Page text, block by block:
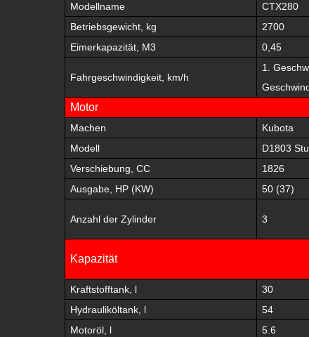
Modellname CTX280
Betriebsgewicht, kg
2700
Eimerkapazität, M3
0,45
Fahrgeschwindigkeit, km/h
1.
Motor
Machen
Kubota
Modell
D1803
Verschiebung, CC
1826
Ausgabe, HP (KW)
50 (37)
Anzahl der Zylinder 3
Kapazität
Kraftstofftank, l 30
Hydrauliköltank, l
54
Motoröl, l
5.6